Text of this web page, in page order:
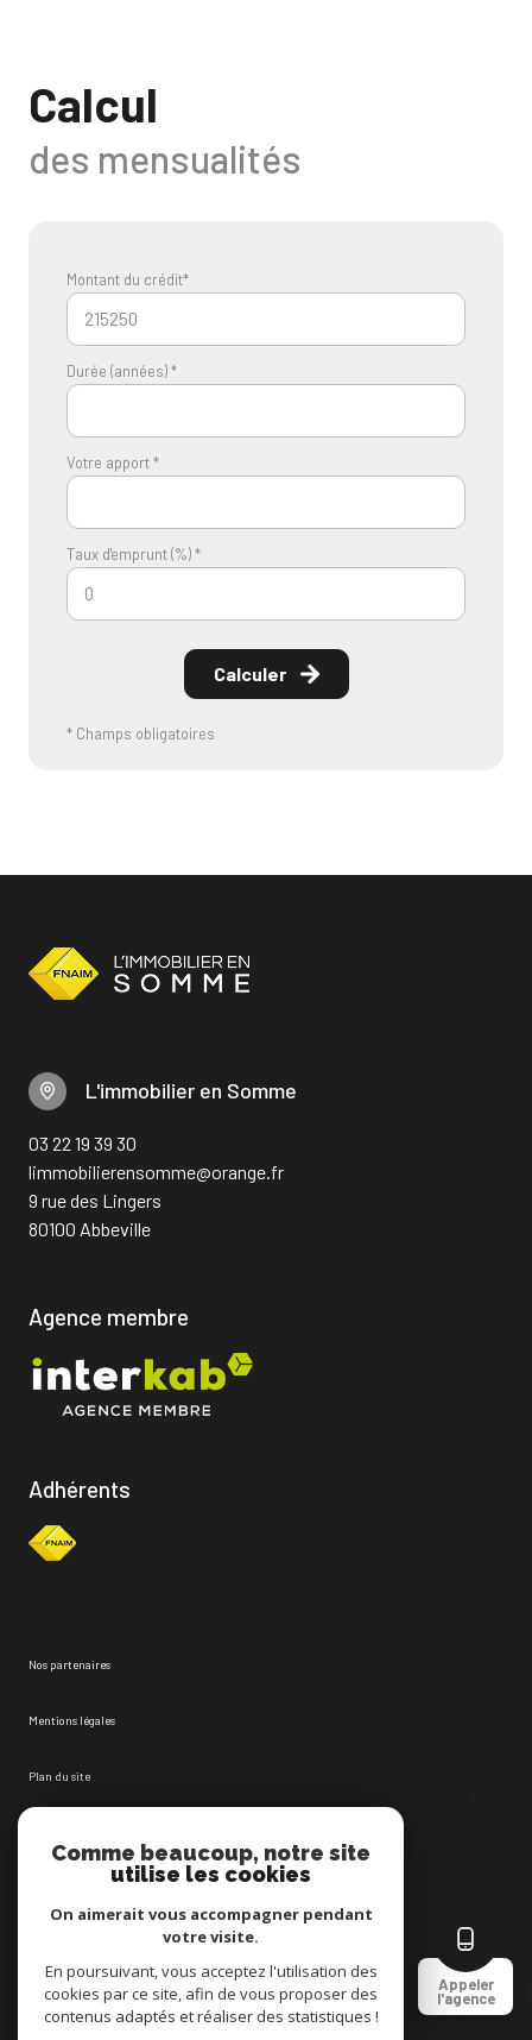
Appeler
l'agence
Calcul
des mensualités
Montant du crédit*
Durée (années) *
Votre apport *
Taux d'emprunt (%) *
Calculer
* Champs obligatoires
L'immobilier en Somme
03 22 19 39 30
limmobilierensomme@orange.fr
9 rue des Lingers
80100 Abbeville
Agence membre
Adhérents
Nos partenaires
Mentions légales
Plan du site
Cookies
Comme beaucoup, notre site
utilise les cookies
On aimerait vous accompagner pendant
votre visite.
En poursuivant, vous acceptez l'utilisation des
cookies par ce site, afin de vous proposer des
contenus adaptés et réaliser des statistiques !